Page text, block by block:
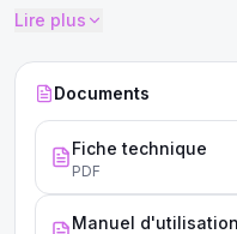
à la vitesse idéale.
Lire plus
Documents
Fiche technique
PDF
Manuel d'utilisation